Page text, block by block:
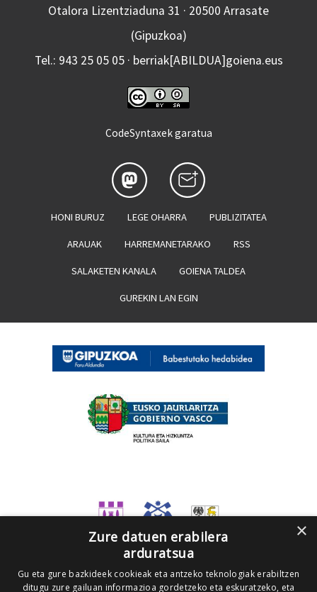
Otalora Lizentziaduna 31 · 20500 Arrasate
(Gipuzkoa)
Tel.: 943 25 05 05 · berriak[ABILDUA]goiena.eus
CodeSyntaxek garatua
HONI BURUZ LEGE OHARRA PUBLIZITATEA
ARAUAK HARREMANETARAKO RSS
SALAKETEN KANALA GOIENA TALDEA
GUREKIN LAN EGIN
×
Zure datuen erabilera
arduratsua
Gu eta gure bazkideek cookieak eta antzeko teknologiak erabiltzen
ditugu zure gailuan informazioa gordetzeko eta eskuratzeko, eta